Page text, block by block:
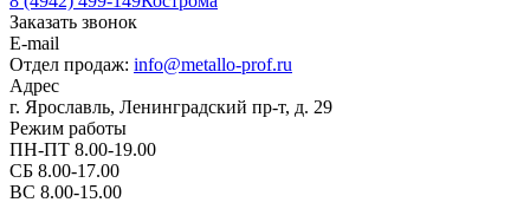
Заказать звонок
E-mail
Отдел продаж: info@metallo-prof.ru
Адрес
г. Ярославль, Ленинградский пр-т, д. 29
Режим работы
ПН-ПТ 8.00-19.00
СБ 8.00-17.00
ВС 8.00-15.00